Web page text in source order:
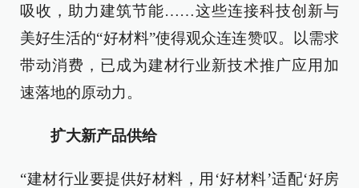
吸收，助力建筑节能……这些连接科技创新与
美好生活的“好材料”使得观众连连赞叹。以需求
带动消费，已成为建材行业新技术推广应用加
速落地的原动力。
扩大新产品供给
“建材行业要提供好材料，用‘好材料’适配‘好房